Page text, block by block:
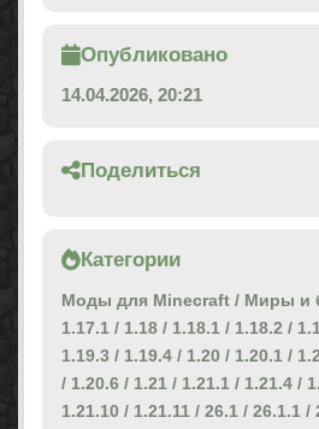
Опубликовано
14.04.2026, 20:21
Поделиться
Категории
Моды для Minecraft / Миры и
1.17.1 / 1.18 / 1.18.1 / 1.18.2 /
1.19.3 / 1.19.4 / 1.20 / 1.20.1 /
/ 1.20.6 / 1.21 / 1.21.1 / 1.21.4 /
1.21.10 / 1.21.11 / 26.1 / 26.1.1 /